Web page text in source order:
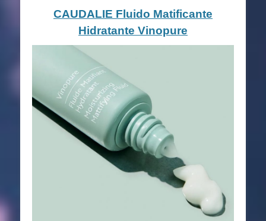
CAUDALIE Fluido Matificante
Hidratante Vinopure